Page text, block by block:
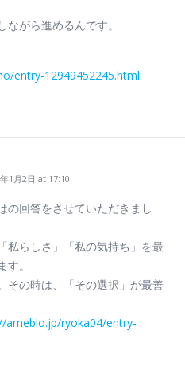
がら進めるんです。
entry-12949452245.html
1月2日 at 17:10
の回答をさせていただきまし
私らしさ」「私の気持ち」を最
。
その時は、「その選択」が最善
ameblo.jp/ryoka04/entry-